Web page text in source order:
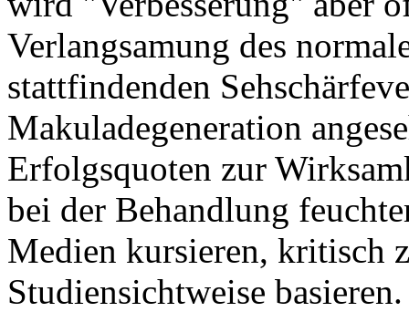
Verlangsamung des
stattfindenden
Makuladegeneration
Erfolgsquoten zur
bei der Behandlung
Medien kursieren, kritisch
Studiensichtweise basieren.